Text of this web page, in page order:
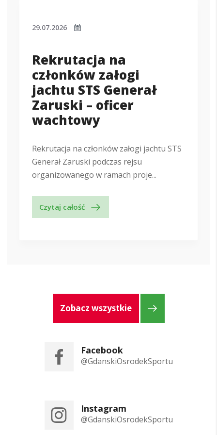
29.07.2026
Rekrutacja na
członków załogi
jachtu STS Generał
Zaruski – oficer
wachtowy
Rekrutacja na członków załogi jachtu STS
Generał Zaruski podczas rejsu
organizowanego w ramach proje...
Czytaj całość
Zobacz wszystkie
Facebook
@GdanskiOsrodekSportu
Instagram
@GdanskiOsrodekSportu